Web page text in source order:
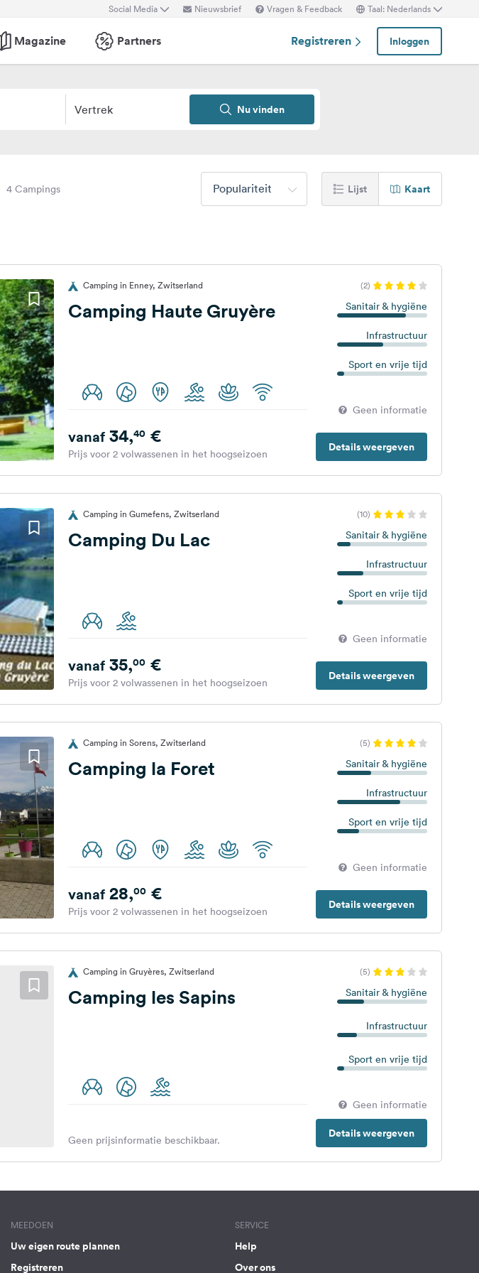
Social Media Nieuwsbrief Vragen & Feedback Taal: Nederlands
Magazine Partners Registreren Inloggen
Vertrek Nu vinden
4 Campings Populariteit Lijst Kaart
Camping in Enney, Zwitserland (2)
Camping Haute Gruyère Sanitair & hygiëne
Infrastructuur
Sport en vrije tijd
Geen informatie
Details weergeven
vanaf34,40€
Prijs voor 2 volwassenen in het hoogseizoen
Camping in Gumefens, Zwitserland (10)
Camping Du Lac Sanitair & hygiëne
Infrastructuur
Sport en vrije tijd
Geen informatie
Details weergeven
vanaf35,00€
Prijs voor 2 volwassenen in het hoogseizoen
Camping in Sorens, Zwitserland (5)
Camping la Foret Sanitair & hygiëne
Infrastructuur
Sport en vrije tijd
Geen informatie
Details weergeven
vanaf28,00€
Prijs voor 2 volwassenen in het hoogseizoen
Camping in Gruyères, Zwitserland (5)
Camping les Sapins Sanitair & hygiëne
Infrastructuur
Sport en vrije tijd
Geen informatie
Details weergeven
Geen prijsinformatie beschikbaar.
MEEDOEN
Uw eigen route plannen
Registreren
SERVICE
Help
Over ons